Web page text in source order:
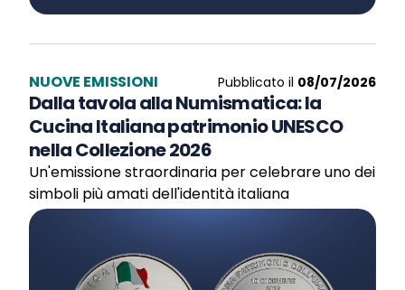
NUOVE EMISSIONI Pubblicato il 08/07/2026
Dalla tavola alla Numismatica: la
Cucina Italiana patrimonio UNESCO
nella Collezione 2026
Un'emissione straordinaria per celebrare uno dei
simboli più amati dell'identità italiana